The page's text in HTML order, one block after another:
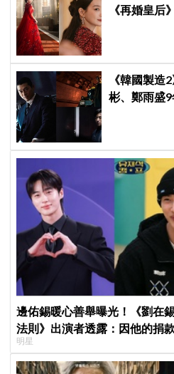
《再婚皇后
《韓國製造
彬、鄭雨盛
邊佑錫暖心善舉曝光！《劉在
法則》出演者透露：因他的捐
患者順利完成治療
明星